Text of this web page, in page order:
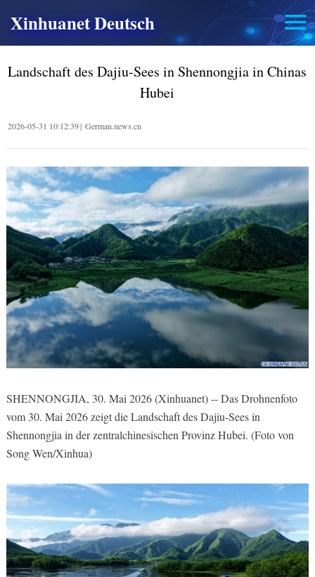
Xinhuanet Deutsch
Landschaft des Dajiu-Sees in Shennongjia in Chinas
Hubei
2026-05-31 10:12:39| German.news.cn
SHENNONGJIA, 30. Mai 2026 (Xinhuanet) -- Das Drohnenfoto
vom 30. Mai 2026 zeigt die Landschaft des Dajiu-Sees in
Shennongjia in der zentralchinesischen Provinz Hubei. (Foto von
Song Wen/Xinhua)